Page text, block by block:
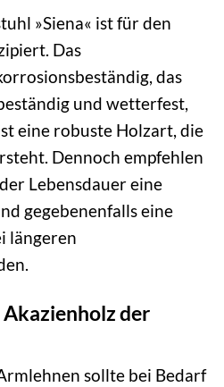
»Siena« ist für den
Das
das
und wetterfest,
eine robuste Holzart, die
Dennoch empfehlen
Lebensdauer eine
gegebenenfalls eine
längeren
der
sollte bei Bedarf